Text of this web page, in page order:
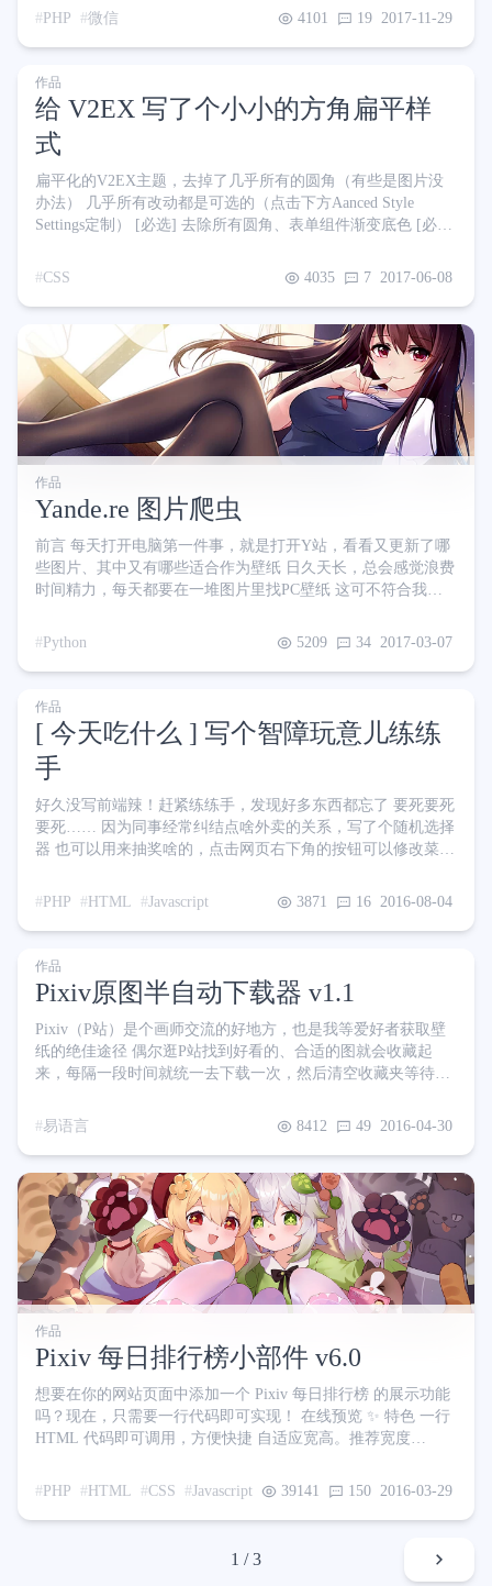
普通小卖部水平，也不向企业收取租金之类的，还有商品被偷
承担补货员每天跑的成本以及商品被偷取、损坏的风险 感觉和
现今的共享单车行业十分相似，售价低了赚不回本，售价高了
没人买。现在突然爆火，过不了一年肯定绝大部分都要倒闭 我
突发奇想，不如空
PHP 微信 4101 19 2017-11-29
作品
给 V2EX 写了个小小的方角扁平样
式
扁平化的V2EX主题，去掉了几乎所有的圆角（有些是图片没
办法） 几乎所有改动都是可选的（点击下方Aanced Style
Settings定制） [必选] 去除所有圆角、表单组件渐变底色 [必
主题”左侧的图标 去除链接下划线 添加帖子列表动画 添加板块
Stylish 安装地址：https://userstyles.org/styles/143636/v2ex-t
CSS 4035 7 2017-06-08
作品
Yande.re 图片爬虫
前言 每天打开电脑第一件事，就是打开Y站，看看又更新了哪
些图片、其中又有哪些适合作为壁纸 日久天长，总会感觉浪费
时间精力，每天都要在一堆图片里找PC壁纸 这可不符合我作
学峰的Python教程一边撸出来这个项目。写得很差，轻喷 本项
目基于Win7、Python3.5.2开发，其他环境下未测试 功能 支持
从指定的开始页码爬取到结束页码 也支持从第一页爬取到上一
次开始爬取的位置 支持设置爬取的图片类型（全部、横图、竖
图、正方形） 支持最大或最小
Python 5209 34 2017-03-07
作品
[ 今天吃什么 ] 写个智障玩意儿练练
手
好久没写前端辣！赶紧练练手，发现好多东西都忘了 要死要死
要死…… 因为同事经常纠结点啥外卖的关系，写了个随机选择
器 也可以用来抽奖啥的，点击网页右下角的按钮可以修改菜单
对了，菜单是存储在本地localStorage里的，只要你不换浏览
器，理论上永久存在 如果你发现你的菜单一直只有一个屎且无
法修改时 说明你的浏览器太辣鸡，连localStorage都不支持 不
如去吔屎啦！
PHP HTML Javascript 3871 16 2016-08-04
作品
Pixiv原图半自动下载器 v1.1
Pixiv（P站）是个画师交流的好地方，也是我等爱好者获取壁
纸的绝佳途径 偶尔逛P站找到好看的、合适的图就会收藏起
来，每隔一段时间就统一去下载一次，然后清空收藏夹等待下
右键另存为，收藏多了很麻烦啊，有没有什么好方法呢？ 找了
了 软件特色 支持解析大部分P站页面的原图 多线程批量下载
兼容至XP系统，无需安装.net框架 使用方法 在下方下载并打开
软件 点击 设置保存路径 按钮，设定图片保存
易语言 8412 49 2016-04-30
作品
Pixiv 每日排行榜小部件 v6.0
想要在你的网站页面中添加一个 Pixiv 每日排行榜 的展示功能
吗？现在，只需要一行代码即可实现！ 在线预览 ✨ 特色 一行
HTML 代码即可调用，方便快捷 自适应宽高。推荐宽度
每日自动更新，无需人工干预 内置多图床支持、按需加载图
片，极低资源消耗 提供 API 服务，含有排行榜更新日期、缩
略图 url 及详情页 url 等 🤔 如何使用
PHP HTML CSS Javascript 39141 150 2016-03-29
1 / 3